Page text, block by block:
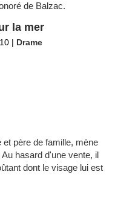
de Balzac.
la mer
| Drame
père de famille, mène
hasard d'une vente, il
dont le visage lui est